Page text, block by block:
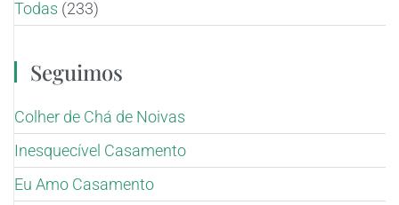
Todas (233)
Seguimos
Colher de Chá de Noivas
Inesquecível Casamento
Eu Amo Casamento